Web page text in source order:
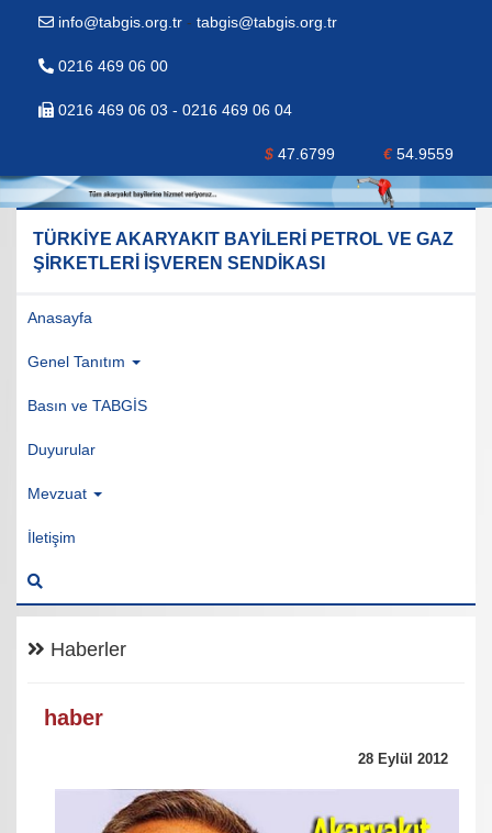
info@tabgis.org.tr - tabgis@tabgis.org.tr
0216 469 06 00
0216 469 06 03 - 0216 469 06 04
$ 47.6799 €54.9559
TÜRKİYE AKARYAKIT BAYİLERİ PETROL VE GAZ
ŞİRKETLERİ İŞVEREN SENDİKASI
Anasayfa
Genel Tanıtım
Basın ve TABGİS
Duyurular
Mevzuat
İletişim
Haberler
haber
28 Eylül 2012